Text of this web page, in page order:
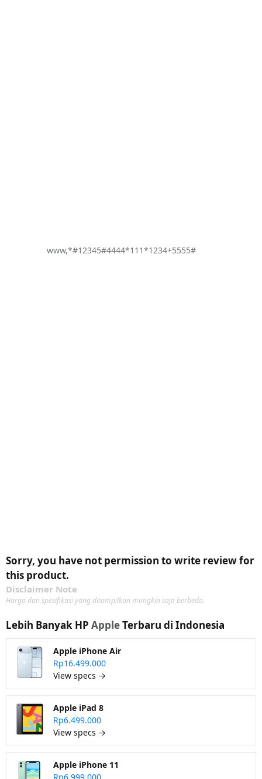
www,*#12345#4444*111*1234+5555#
Sorry, you have not permission to write review for
this product.
Disclaimer Note
Harga dan spesifikasi yang ditampilkan mungkin saja berbeda.
Lebih Banyak HP AppleTerbaru di Indonesia
Apple iPhone Air
Rp16.499.000
View specs →
Apple iPad 8
Rp6.499.000
View specs →
Apple iPhone 11